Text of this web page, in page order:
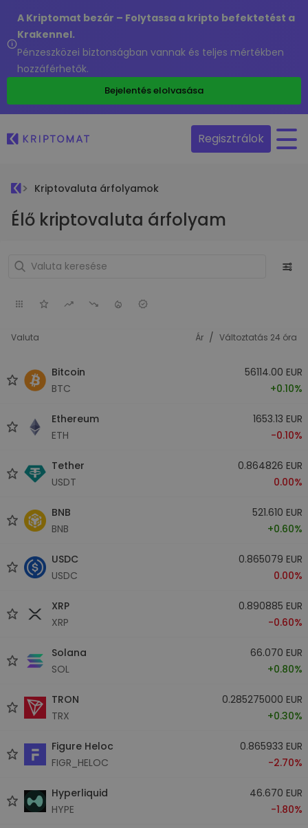
A Kriptomat bezár – Folytassa a kripto befektetést a
Krakennel.
Pénzeszközei biztonságban vannak és teljes mértékben
hozzáférhetők.
Bejelentés elolvasása
Regisztrálok
Kriptovaluta árfolyamok
Élő kriptovaluta árfolyam
Valuta Ár / Változtatás 24 óra
Bitcoin
BTC
56114.00 EUR
+0.10%
Ethereum
ETH
1653.13 EUR
-0.10%
Tether
USDT
0.864826 EUR
0.00%
BNB
BNB
521.610 EUR
+0.60%
USDC
USDC
0.865079 EUR
0.00%
XRP
XRP
0.890885 EUR
-0.60%
Solana
SOL
66.070 EUR
+0.80%
TRON
TRX
0.285275000 EUR
+0.30%
Figure Heloc
FIGR_HELOC
0.865933 EUR
-2.70%
Hyperliquid
HYPE
46.670 EUR
-1.80%